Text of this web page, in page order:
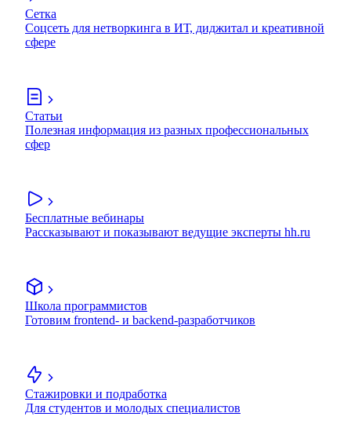
Сетка
Соцсеть для нетворкинга в ИТ, диджитал и креативной
сфере
Статьи
Полезная информация из разных профессиональных
сфер
Бесплатные вебинары
Рассказывают и показывают ведущие эксперты hh.ru
Школа программистов
Готовим frontend- и backend-разработчиков
Стажировки и подработка
Для студентов и молодых специалистов